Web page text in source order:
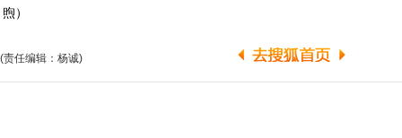
煦）
(责任编辑：杨诚)